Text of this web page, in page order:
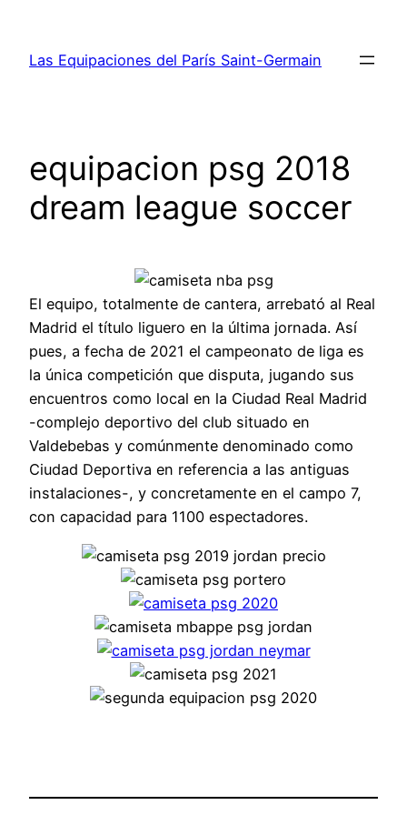
contenido
Las Equipaciones del París Saint-Germain
equipacion psg 2018
dream league soccer
El equipo, totalmente de cantera, arrebató al Real
Madrid el título liguero en la última jornada. Así
pues, a fecha de 2021 el campeonato de liga es
la única competición que disputa, jugando sus
encuentros como local en la Ciudad Real Madrid
-complejo deportivo del club situado en
Valdebebas y comúnmente denominado como
Ciudad Deportiva en referencia a las antiguas
instalaciones-, y concretamente en el campo 7,
con capacidad para 1100 espectadores.